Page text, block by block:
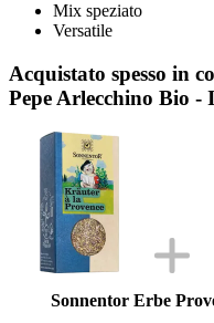
Mix speziato
Versatile
Acquistato spesso in
Pepe Arlecchino Bio -
Sonnentor Erbe